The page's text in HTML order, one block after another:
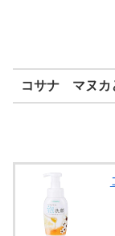
コサナ マヌカ